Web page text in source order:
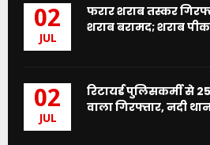
02
JUL
फरार शराब तस्कर
शराब बरामद; शराब
02
JUL
रिटायर्ड पुलिसकर्मी से
वाला गिरफ्तार, नदी